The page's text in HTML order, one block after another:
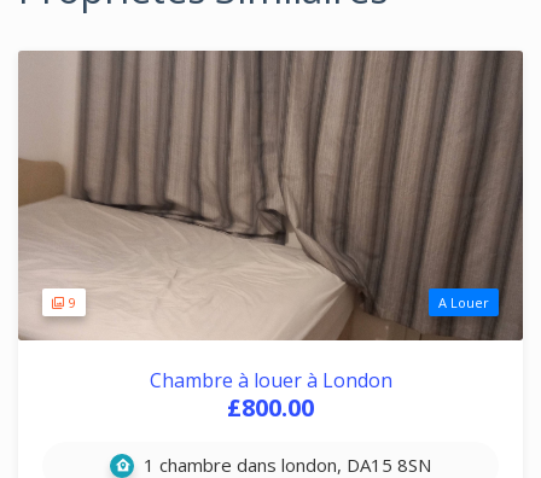
9 A Louer
Chambre à louer à London
£800.00
1 chambre dans london, DA15 8SN